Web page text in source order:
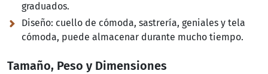
graduados.
Diseño: cuello de cómoda, sastrería, geniales y tela
cómoda, puede almacenar durante mucho tiempo.
Tamaño, Peso y Dimensiones